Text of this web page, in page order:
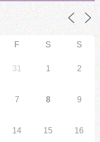
F S S
31 1 2
7 8 9
14 15 16